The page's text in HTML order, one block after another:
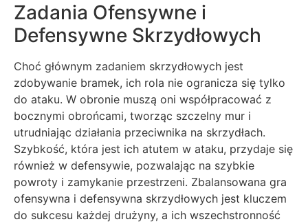
Zadania Ofensywne i
Defensywne Skrzydłowych
Choć głównym zadaniem skrzydłowych jest
zdobywanie bramek, ich rola nie ogranicza się tylko
do ataku. W obronie muszą oni współpracować z
bocznymi obrońcami, tworząc szczelny mur i
utrudniając działania przeciwnika na skrzydłach.
Szybkość, która jest ich atutem w ataku, przydaje się
również w defensywie, pozwalając na szybkie
powroty i zamykanie przestrzeni. Zbalansowana gra
ofensywna i defensywna skrzydłowych jest kluczem
do sukcesu każdej drużyny, a ich wszechstronność